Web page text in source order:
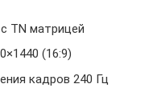
TN матрицей
(16:9)
кадров 240 Гц